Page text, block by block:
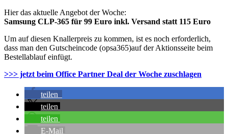
Hier das aktuelle Angebot der Woche:
Samsung CLP-365 für 99 Euro inkl. Versand statt 115 Euro
Um auf diesen Knallerpreis zu kommen, ist es noch erforderlich,
dass man den Gutscheincode (opsa365)auf der Aktionsseite beim
Bestellablauf einfügt.
>>> jetzt beim Office Partner Deal der Woche zuschlagen
teilen
teilen
teilen
E-Mail